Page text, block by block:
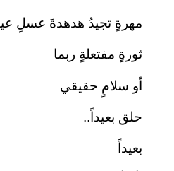
مهرةٍ تجيدُ هدهدةَ عسلِ
ثورةٍ مفتعلةٍ ربما
أو سلامٍ حقيقي
حلق بعيداً..
بعيداً